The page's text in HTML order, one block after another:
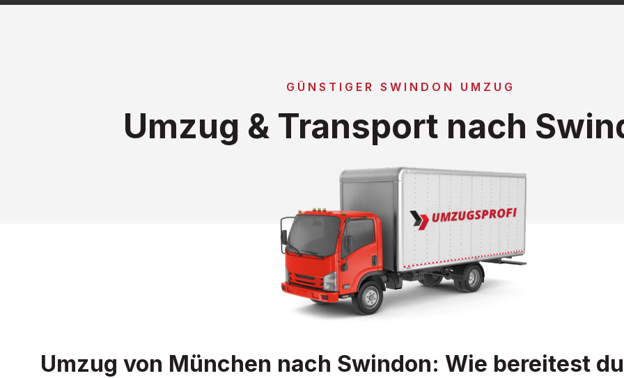
GÜNSTIGER SWINDON UMZUG
Umzug & Transport nach
Umzug von München nach Swindon: Wie bereitest